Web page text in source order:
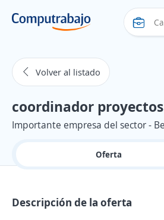
Volver al listado
coordinador
Importante empresa del sector -
Oferta
Descripción de la oferta